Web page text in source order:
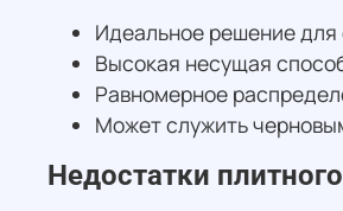
Идеальное решение для
Высокая несущая
Равномерное
Может служить
Недостатки